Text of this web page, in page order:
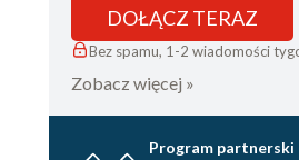
DOŁĄCZ TERAZ
Bez spamu, 1-2 wiadomości
Zobacz więcej »
Program partnerski